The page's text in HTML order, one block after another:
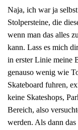
Naja, ich war ja
Stolpersteine, die
wenn man das alles
kann. Lass es mich
in erster Linie meine
genauso wenig wie
Skateboard fuhren,
keine Skateshops,
Bereich, also
werden. Als dann